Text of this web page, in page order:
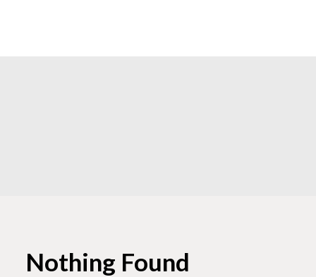
Nothing Found